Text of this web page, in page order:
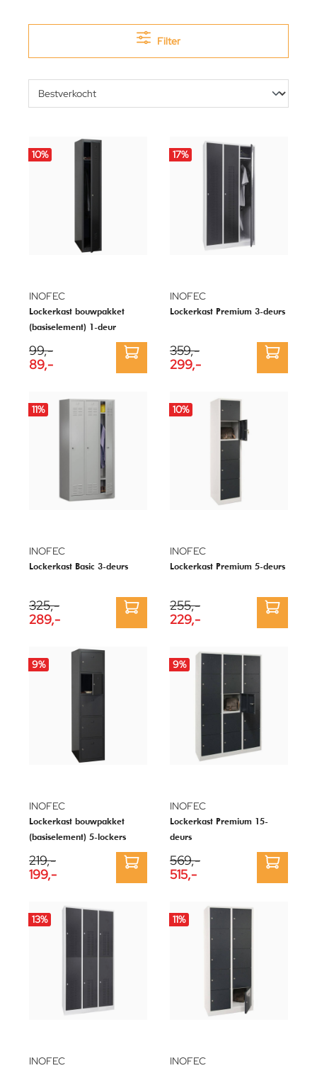
Filter
10%
INOFEC
Lockerkast bouwpakket
(basiselement) 1-deur
99,-
89,-
17%
INOFEC
Lockerkast Premium 3-deurs
359,-
299,-
11%
INOFEC
Lockerkast Basic 3-deurs
325,-
289,-
10%
INOFEC
Lockerkast Premium 5-deurs
255,-
229,-
9%
INOFEC
Lockerkast bouwpakket
(basiselement) 5-lockers
219,-
199,-
9%
INOFEC
Lockerkast Premium 15-
deurs
569,-
515,-
13%
INOFEC
11%
INOFEC